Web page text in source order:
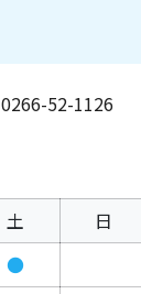
0266-52-1126
土 日
●